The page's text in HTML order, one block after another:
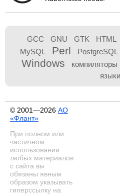
GCC GNU GTK HTML
MySQL Perl PostgreSQL
Windows компиляторы
языки
© 2001—2026 АО
«Флант»
При полном или
частичном
использовании
любых материалов
с сайта вы
обязаны явным
образом указывать
гиперссылку на